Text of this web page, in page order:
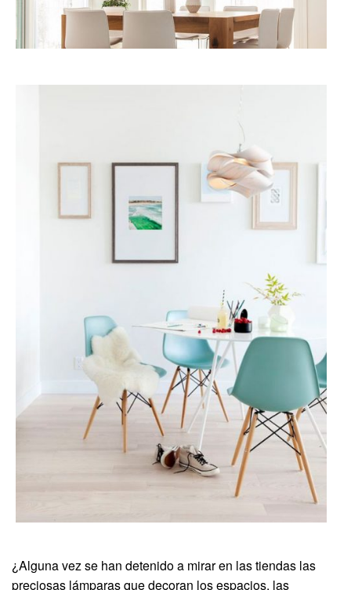
¿Alguna vez se han detenido a mirar en las tiendas las
preciosas lámparas que decoran los espacios, las